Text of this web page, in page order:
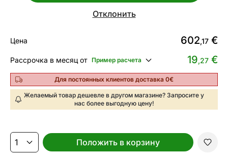
Отклонить
Срок доставки между 11.08 - 18.08
Цена 602,17 €
Рассрочка в месяц от Пример расчета 19,27 €
Для постоянных клиентов доставка 0€
Желаемый товар дешевле в другом магазине? Запросите у
нас более выгодную цену!
Положить в корзину